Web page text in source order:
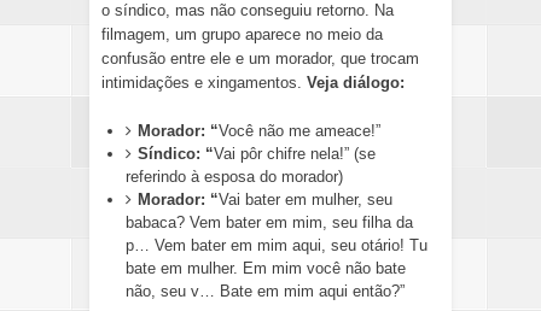
o síndico, mas não conseguiu retorno. Na
filmagem, um grupo aparece no meio da
confusão entre ele e um morador, que trocam
intimidações e xingamentos. Veja diálogo:
Morador: “Você não me ameace!”
Síndico: “Vai pôr chifre nela!” (se
referindo à esposa do morador)
Morador: “Vai bater em mulher, seu
babaca? Vem bater em mim, seu filha da
p… Vem bater em mim aqui, seu otário! Tu
bate em mulher. Em mim você não bate
não, seu v… Bate em mim aqui então?”